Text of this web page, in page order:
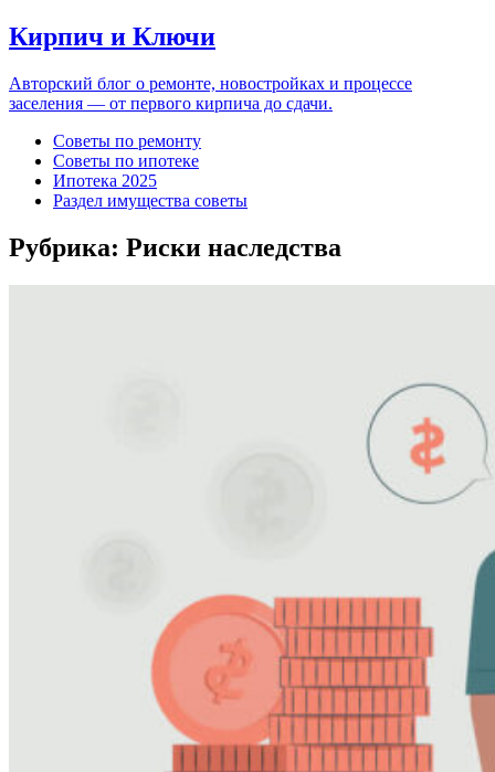
Кирпич и Ключи
Авторский блог о ремонте, новостройках и процессе
заселения — от первого кирпича до сдачи.
Советы по ремонту
Советы по ипотеке
Ипотека 2025
Раздел имущества советы
Рубрика: Риски наследства